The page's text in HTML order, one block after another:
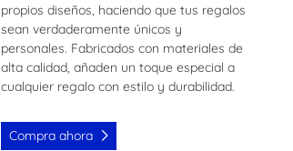
propios diseños, haciendo que tus regalos
sean verdaderamente únicos y
personales. Fabricados con materiales de
alta calidad, añaden un toque especial a
cualquier regalo con estilo y durabilidad.
Compra ahora